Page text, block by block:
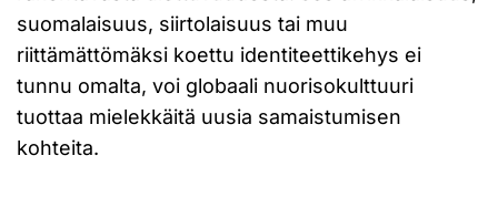
suomalaisuus, siirtolaisuus tai muu
riittämättömäksi koettu identiteettikehys ei
tunnu omalta, voi globaali nuorisokulttuuri
tuottaa mielekkäitä uusia samaistumisen
kohteita.